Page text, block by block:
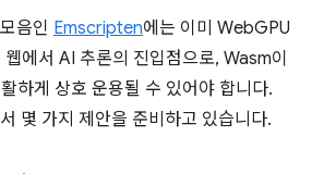
음인 Emscripten에는 이미 WebGPU
에서 AI 추론의 진입점으로, Wasm이
하게 상호 운용될 수 있어야 합니다.
몇 가지 제안을 준비하고 있습니다.